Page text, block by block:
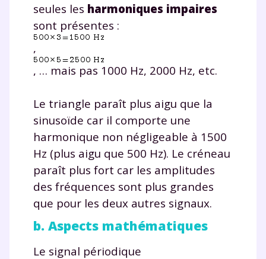
seules les harmoniques impaires
sont présentes :
,
, … mais pas 1000 Hz, 2000 Hz, etc.
Le triangle paraît plus aigu que la
sinusoïde car il comporte une
harmonique non négligeable à 1500
Hz (plus aigu que 500 Hz). Le créneau
paraît plus fort car les amplitudes
des fréquences sont plus grandes
que pour les deux autres signaux.
b. Aspects mathématiques
Le signal périodique